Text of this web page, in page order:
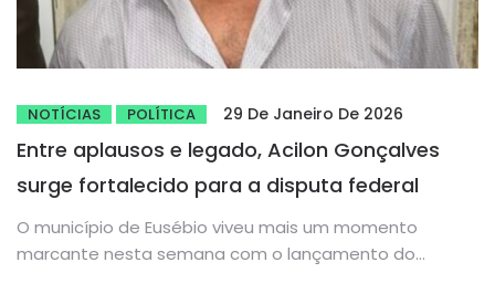
NOTÍCIAS POLÍTICA 29 De Janeiro De 2026
Entre aplausos e legado, Acilon Gonçalves
surge fortalecido para a disputa federal
O município de Eusébio viveu mais um momento
marcante nesta semana com o lançamento do